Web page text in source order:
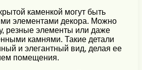
каменкой могут быть
элементами декора. Можно
резные элементы или даже
камнями. Такие детали
и элегантный вид, делая ее
помещения.